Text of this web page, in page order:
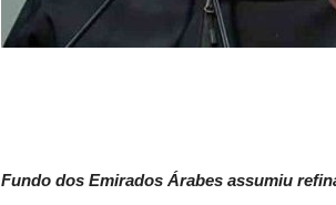
Fundo dos Emirados Árabes assumiu